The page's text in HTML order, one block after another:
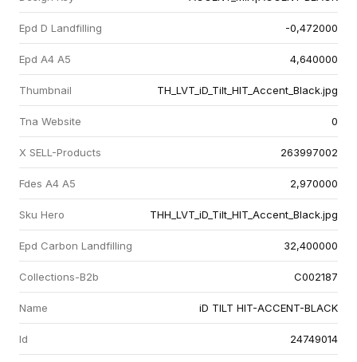
Epd D Landfilling -0,472000
Epd A4 A5 4,640000
Thumbnail TH_LVT_iD_Tilt_HIT_Accent_Black.jpg
Tna Website 0
X SELL-Products 263997002
Fdes A4 A5 2,970000
Sku Hero THH_LVT_iD_Tilt_HIT_Accent_Black.jpg
Epd Carbon Landfilling 32,400000
Collections-B2b C002187
Name iD TILT HIT-ACCENT-BLACK
Id 24749014